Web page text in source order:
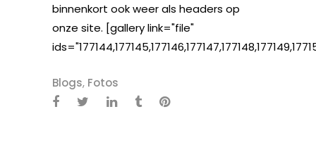
binnenkort ook weer als headers op
onze site. [gallery link="file"
Blogs, Fotos